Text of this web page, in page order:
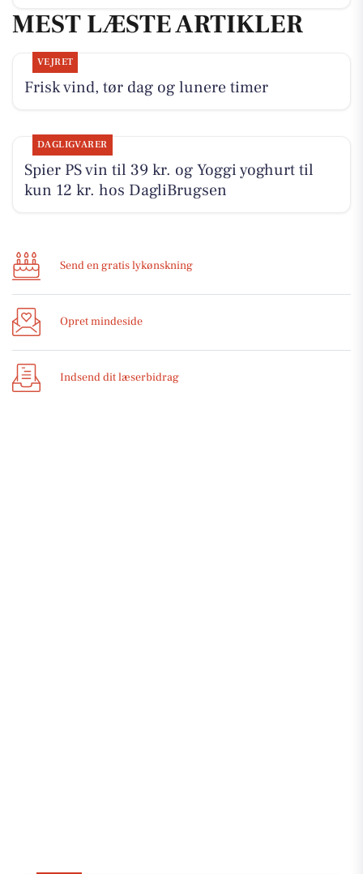
MEST LÆSTE ARTIKLER
VEJRET
Frisk vind, tør dag og lunere timer
DAGLIGVARER
Spier PS vin til 39 kr. og Yoggi yoghurt til
kun 12 kr. hos DagliBrugsen
Send en gratis lykønskning
Opret mindeside
Indsend dit læserbidrag